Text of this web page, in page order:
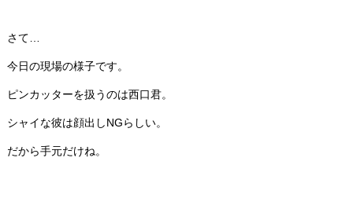
さて…
今日の現場の様子です。
ピンカッターを扱うのは西口君。
シャイな彼は顔出しNGらしい。
だから手元だけね。